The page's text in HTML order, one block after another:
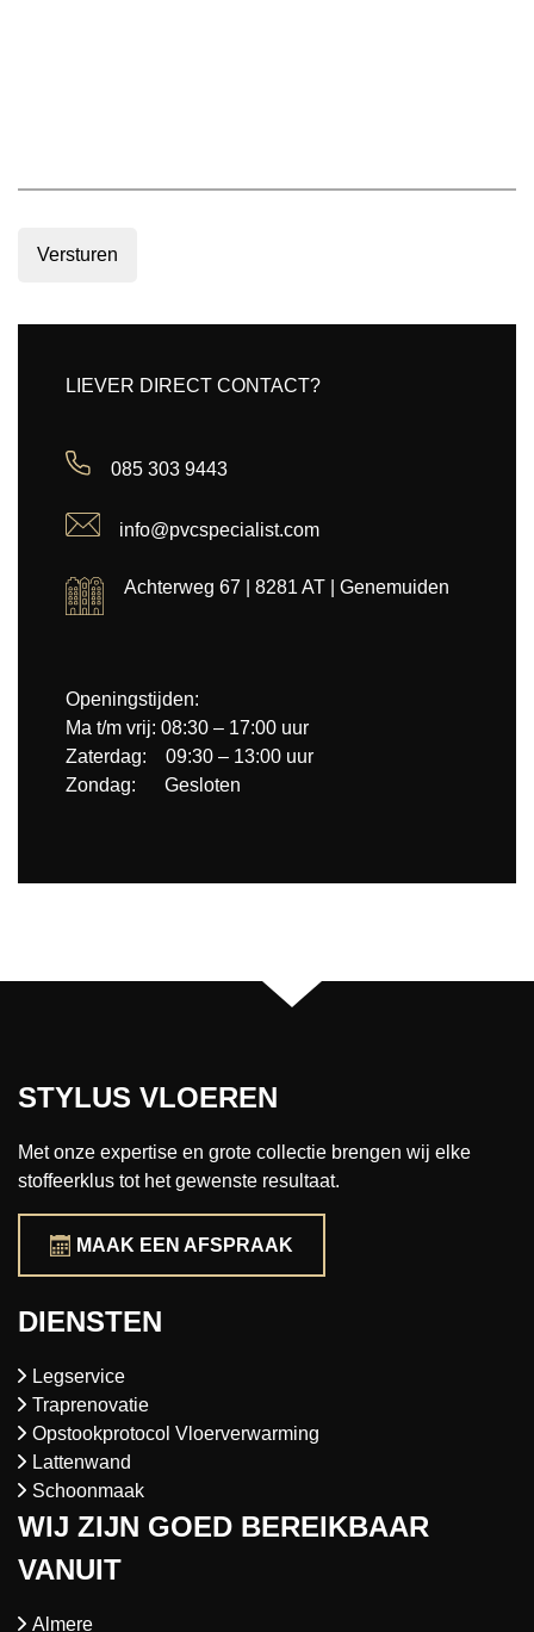
Versturen
LIEVER DIRECT CONTACT?
085 303 9443
info@pvcspecialist.com
Achterweg 67 | 8281 AT | Genemuiden
Openingstijden:
Ma t/m vrij: 08:30 – 17:00 uur
Zaterdag: 09:30 – 13:00 uur
Zondag: Gesloten
STYLUS VLOEREN
Met onze expertise en grote collectie brengen wij elke
stoffeerklus tot het gewenste resultaat.
MAAK EEN AFSPRAAK
DIENSTEN
Legservice
Traprenovatie
Opstookprotocol Vloerverwarming
Lattenwand
Schoonmaak
WIJ ZIJN GOED BEREIKBAAR
VANUIT
Almere